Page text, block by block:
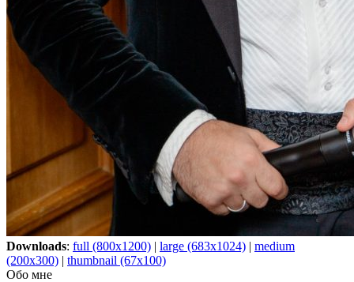
Downloads: full (800x1200) | large (683x1024) | medium
(200x300) | thumbnail (67x100)
Обо мне